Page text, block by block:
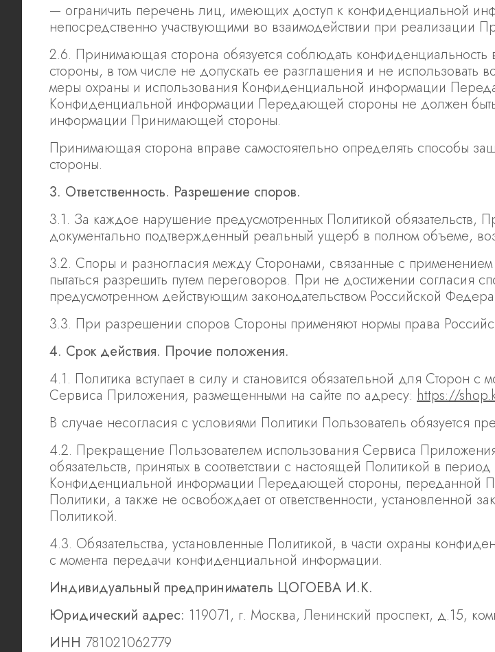
— ограничить перечень лиц, имеющих доступ к конфиденциальной
непосредственно участвующими во взаимодействии при реализации
2.6. Принимающая сторона обязуется соблюдать
стороны, в том числе не допускать ее разглашения и не
меры охраны и использования Конфиденциальной информации
Конфиденциальной информации Передающей стороны не должен
информации Принимающей стороны.
Принимающая сторона вправе самостоятельно определять способы
стороны.
3. Ответственность. Разрешение споров.
3.1. За каждое нарушение предусмотренных Политикой обязательств,
документально подтвержденный реальный ущерб в полном объеме,
3.2. Споры и разногласия между Сторонами, связанные с
пытаться разрешить путем переговоров. При не достижении согласия
предусмотренном действующим законодательством Российской
3.3. При разрешении споров Стороны применяют нормы права
4. Срок действия. Прочие положения.
4.1. Политика вступает в силу и становится обязательной для Сторон
Сервиса Приложения, размещенными на сайте по адресу: https://
В случае несогласия с условиями Политики Пользователь обязуется
4.2. Прекращение Пользователем использования Сервиса
обязательств, принятых в соответствии с настоящей Политикой в
Конфиденциальной информации Передающей стороны, переданной
Политики, а также не освобождает от ответственности, установленной
Политикой.
4.3. Обязательства, установленные Политикой, в части охраны
с момента передачи конфиденциальной информации.
Индивидуальный предприниматель ЦОГОЕВА И.К.
Юридический адрес: 119071, г. Москва, Ленинский проспект, д.15,
ИНН 781021062779